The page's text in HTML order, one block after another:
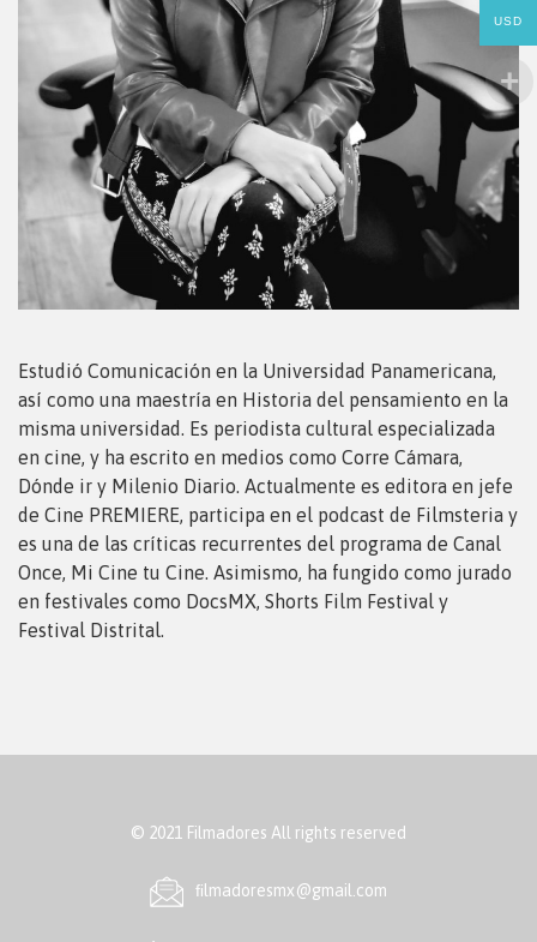
Estudió Comunicación en la Universidad Panamericana,
así como una maestría en Historia del pensamiento en la
misma universidad. Es periodista cultural especializada
en cine, y ha escrito en medios como Corre Cámara,
Dónde ir y Milenio Diario. Actualmente es editora en jefe
de Cine PREMIERE, participa en el podcast de Filmsteria y
es una de las críticas recurrentes del programa de Canal
Once, Mi Cine tu Cine. Asimismo, ha fungido como jurado
en festivales como DocsMX, Shorts Film Festival y
Festival Distrital.
© 2021 Filmadores All rights reserved
ﬁlmadoresmx@gmail.com
USD